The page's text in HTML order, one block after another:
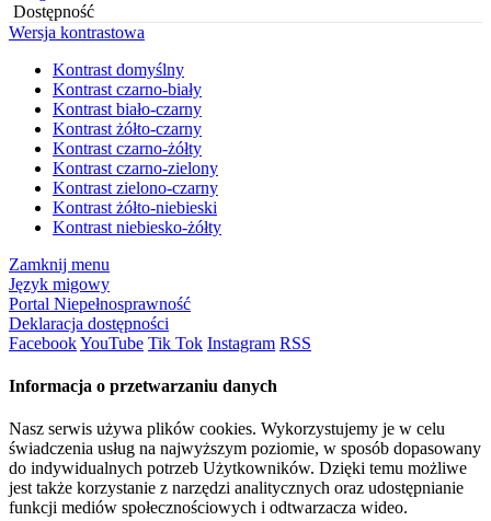
Dostępność
Wersja kontrastowa
Kontrast domyślny
Kontrast czarno-biały
Kontrast biało-czarny
Kontrast żółto-czarny
Kontrast czarno-żółty
Kontrast czarno-zielony
Kontrast zielono-czarny
Kontrast żółto-niebieski
Kontrast niebiesko-żółty
Zamknij menu
Język migowy
Portal Niepełnosprawność
Deklaracja dostępności
FacebookYouTube Tik Tok Instagram RSS
Informacja o przetwarzaniu danych
Nasz serwis używa plików cookies. Wykorzystujemy je w celu
świadczenia usług na najwyższym poziomie, w sposób dopasowany
do indywidualnych potrzeb Użytkowników. Dzięki temu możliwe
jest także korzystanie z narzędzi analitycznych oraz udostępnianie
funkcji mediów społecznościowych i odtwarzacza wideo.